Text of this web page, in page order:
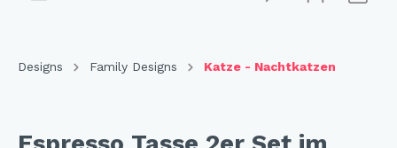
Designs Family Designs Katze - Nachtkatzen